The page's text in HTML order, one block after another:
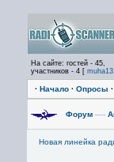
На сайте: гостей - 45,
участников - 4 [
· Начало · Опросы ·
Форум —›
Новая линейка